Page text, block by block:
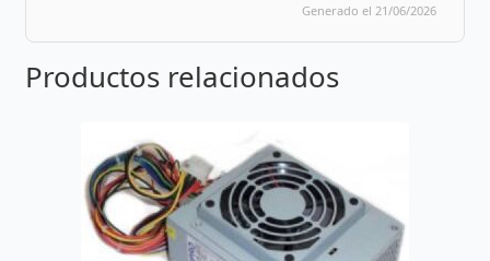
Generado el 21/06/2026
Productos relacionados